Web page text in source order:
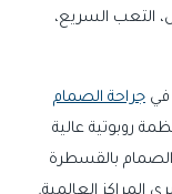
التعب السريع،
في جراحة الصمام
روبوتية عالية
الصمام بالقسطرة